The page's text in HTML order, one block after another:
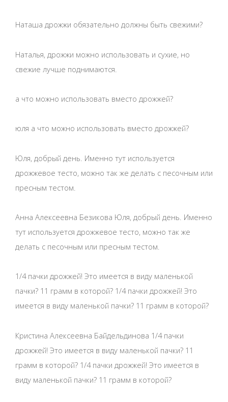
Наташа дрожжи обязательно должны быть свежими?
Наталья, дрожжи можно использовать и сухие, но
свежие лучше поднимаются.
а что можно использовать вместо дрожжей?
юля а что можно использовать вместо дрожжей?
Юля, добрый день. Именно тут используется
дрожжевое тесто, можно так же делать с песочным или
пресным тестом.
Анна Алексеевна Безикова Юля, добрый день. Именно
тут используется дрожжевое тесто, можно так же
делать с песочным или пресным тестом.
1/4 пачки дрожжей! Это имеется в виду маленькой
пачки? 11 грамм в которой? 1/4 пачки дрожжей! Это
имеется в виду маленькой пачки? 11 грамм в которой?
Кристина Алексеевна Байдельдинова 1/4 пачки
дрожжей! Это имеется в виду маленькой пачки? 11
грамм в которой? 1/4 пачки дрожжей! Это имеется в
виду маленькой пачки? 11 грамм в которой?